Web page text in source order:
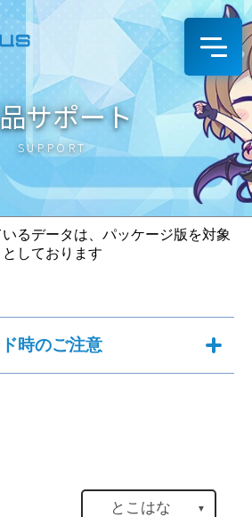
サポート
SUPPORT
るデータは、パッケージ版を対象
としております
時のご注意
とこはな ▼